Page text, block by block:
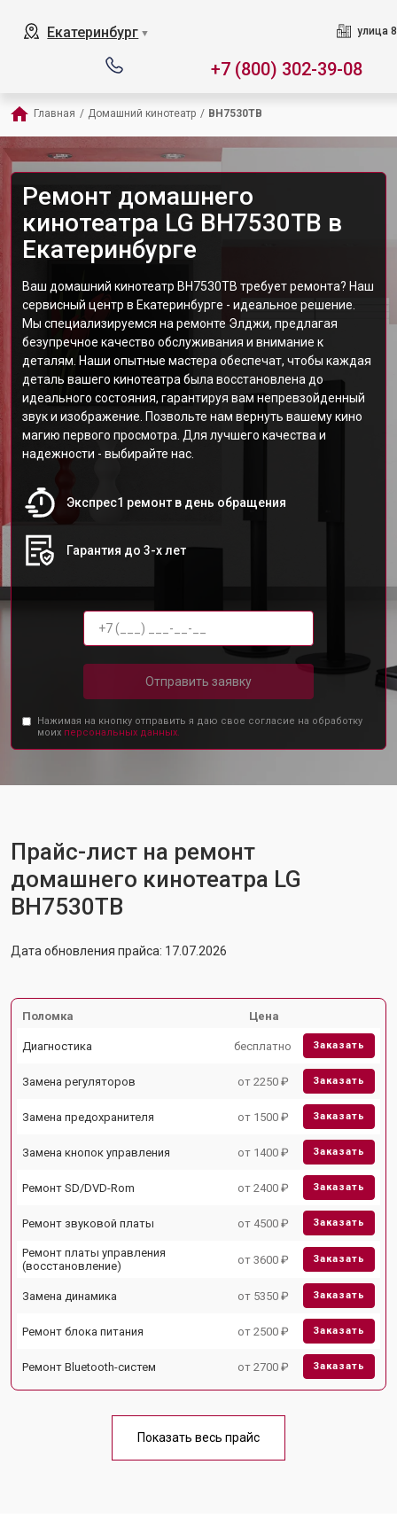
Екатеринбург ▼ улица
+7 (800) 302-39-08
Главная / Домашний кинотеатр / BH7530TB
Ремонт домашнего
кинотеатра LG BH7530TB в
Екатеринбурге
Ваш домашний кинотеатр BH7530TB требует ремонта? Наш
сервисный центр в Екатеринбурге - идеальное решение.
Мы специализируемся на ремонте Элджи, предлагая
безупречное качество обслуживания и внимание к
деталям. Наши опытные мастера обеспечат, чтобы каждая
деталь вашего кинотеатра была восстановлена до
идеального состояния, гарантируя вам непревзойденный
звук и изображение. Позвольте нам вернуть вашему кино
магию первого просмотра. Для лучшего качества и
надежности - выбирайте нас.
Экспрес1 ремонт в день обращения
Гарантия до 3-х лет
Отправить заявку
Нажимая на кнопку отправить я даю свое согласие на обработку
моих персональных данных.
Прайс-лист на ремонт
домашнего кинотеатра LG
BH7530TB
Дата обновления прайса: 17.07.2026
Поломка Цена
Диагностика бесплатно Заказать
Замена регуляторов от 2250 ₽ Заказать
Замена предохранителя от 1500 ₽ Заказать
Замена кнопок управления от 1400 ₽ Заказать
Ремонт SD/DVD-Rom от 2400 ₽ Заказать
Ремонт звуковой платы от 4500 ₽ Заказать
Ремонт платы управления
(восстановление)
от 3600 ₽ Заказать
Замена динамика от 5350 ₽ Заказать
Ремонт блока питания от 2500 ₽ Заказать
Ремонт Bluetooth-систем от 2700 ₽ Заказать
Показать весь прайс